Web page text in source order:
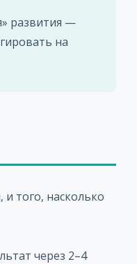
развития —
на
того, насколько
через 2–4